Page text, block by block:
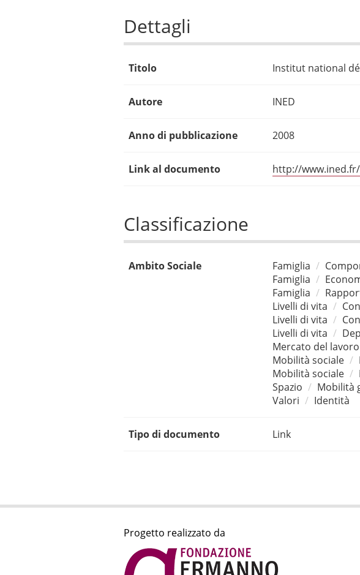
Dettagli
Titolo Institut national
Autore INED
Anno di pubblicazione 2008
Link al documento http://
Classificazione
Ambito Sociale Famiglia
Famiglia
Famiglia
Livelli di vita
Livelli di vita
Livelli di vita
Mercato del lavoro
Mobilità sociale
Mobilità sociale
Spazio
Mobilità
Valori
Identità
Tipo di documento Link
Progetto realizzato da